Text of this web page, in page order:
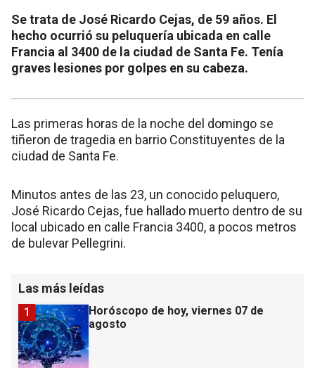
Se trata de José Ricardo Cejas, de 59 años. El
hecho ocurrió su peluquería ubicada en calle
Francia al 3400 de la ciudad de Santa Fe. Tenía
graves lesiones por golpes en su cabeza.
Las primeras horas de la noche del domingo se
tiñeron de tragedia en barrio Constituyentes de la
ciudad de Santa Fe.
Minutos antes de las 23, un conocido peluquero,
José Ricardo Cejas, fue hallado muerto dentro de su
local ubicado en calle Francia 3400, a pocos metros
de bulevar Pellegrini.
Las más leídas
Horóscopo de hoy, viernes 07 de
agosto
1